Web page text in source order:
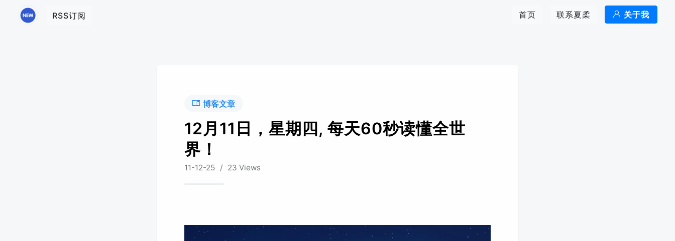
RSS订阅 首页 联系夏柔 关于我
博客文章
12月11日，星期四, 每天60秒读懂全世
界！
11-12-25 / 23 Views